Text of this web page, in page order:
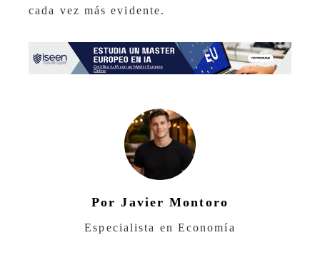
cada vez más evidente.
Por Javier Montoro
Especialista en Economía